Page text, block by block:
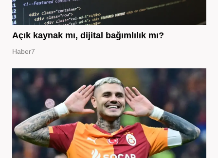
Açık kaynak mı, dijital bağımlılık mı?
Haber7